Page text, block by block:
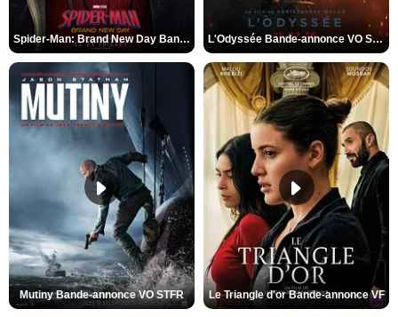
Spider-Man: Brand New Day Bande-annonce VO STFR L'Odyssée Bande-annonce VO STFR
Mutiny Bande-annonce VO STFR Le Triangle d'or Bande-annonce VF